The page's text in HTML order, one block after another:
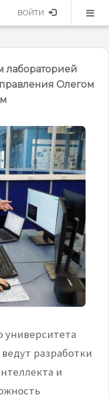
ВОЙТИ
лабораторией
Олегом
университета
разработки
и